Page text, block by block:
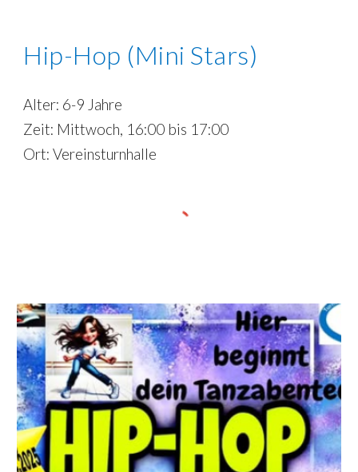
Hip-Hop (Mini Stars)
Alter: 6-9 Jahre
Zeit: Mittwoch, 1 6:00 bis 1 7:00
Ort: Vereinsturnhalle